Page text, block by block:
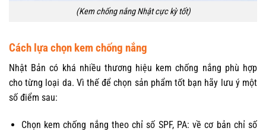
(Kem chống nắng Nhật cực kỳ tốt)
Cách lựa chọn kem chống nắng
Nhật Bản có khá nhiều thương hiệu kem chống nắng phù hợp
cho từng loại da. Vì thế để chọn sản phẩm tốt bạn hãy lưu ý một
số điểm sau:
Chọn kem chống nắng theo chỉ số SPF, PA: về cơ bản chỉ số